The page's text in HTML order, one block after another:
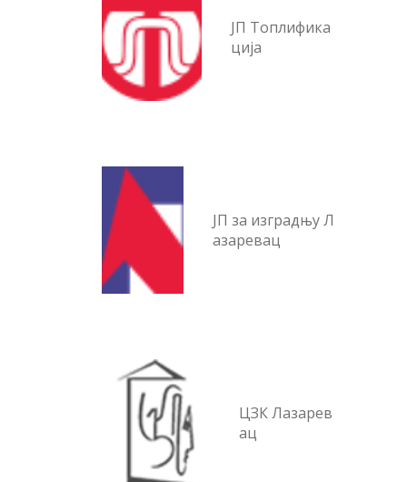
ЈП Топлифика
ција
ЈП за изградњу Л
азаревац
ЦЗК Лазарев
ац